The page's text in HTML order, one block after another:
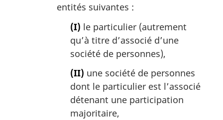
entités suivantes :
(I) le particulier (autrement
qu’à titre d’associé d’une
société de personnes),
(II) une société de personnes
dont le particulier est l’associé
détenant une participation
majoritaire,